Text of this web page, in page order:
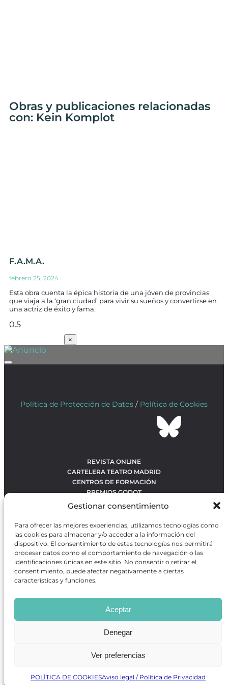
Gestionar consentimiento
Para ofrecer las mejores experiencias, utilizamos tecnologías como
las cookies para almacenar y/o acceder a la información del
dispositivo. El consentimiento de estas tecnologías nos permitirá
procesar datos como el comportamiento de navegación o las
identificaciones únicas en este sitio. No consentir o retirar el
consentimiento, puede afectar negativamente a ciertas
características y funciones.
Aceptar
Denegar
Ver preferencias
POLÍTICA DE COOKIESAviso legal / Política de Privacidad
Obras y publicaciones relacionadas
con: Kein Komplot
F.A.M.A.
febrero 25, 2024
Esta obra cuenta la épica historia de una jóven de provincias
que viaja a la ‘gran ciudad’ para vivir su sueños y convertirse en
una actriz de éxito y fama.
×
Política de Protección de Datos / Política de Cookies
REVISTA ONLINE
CARTELERA TEATRO MADRID
CENTROS DE FORMACIÓN
PREMIOS GODOT
CONTACTO
OBRAS MÁS VOTADAS
RANKING MEJORES OBRAS
BÚSQUEDA AVANZADA DE OBRAS
Revista GODOTes una revista independiente especializada
en información sobre artes escénicas de Madrid, gratuita y
que se distribuye en espacios escénicos, además de otros
puntos de interés turístico y de ocio de la capital.
Desarrollado por Precise Future